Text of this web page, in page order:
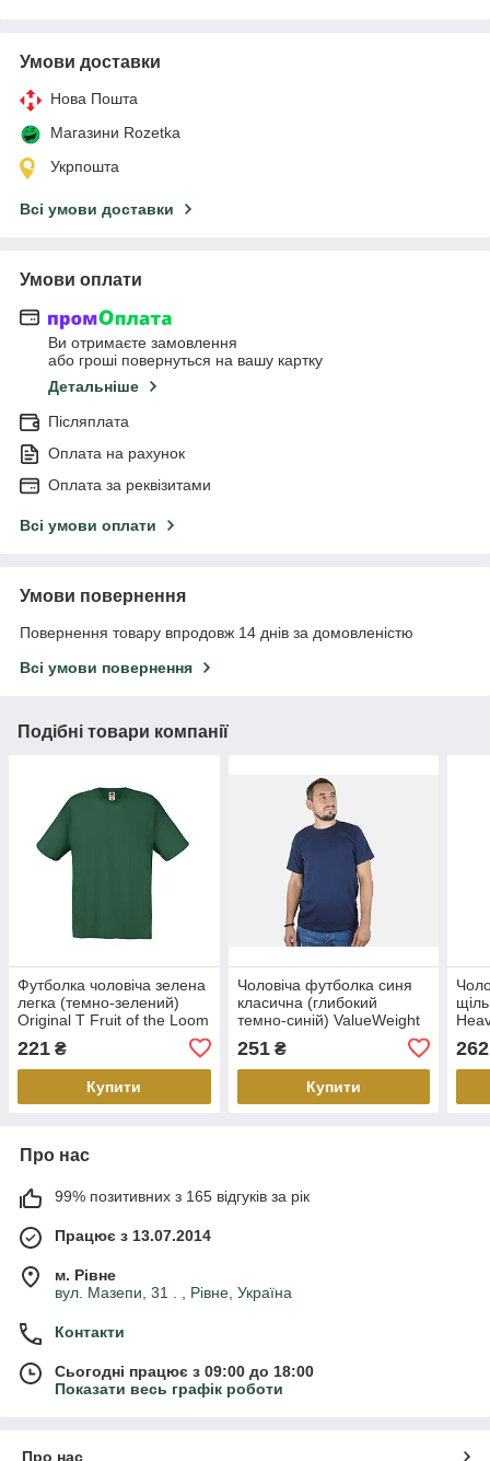
Умови доставки
Нова Пошта
Магазини Rozetka
Укрпошта
Всі умови доставки
Умови оплати
Ви отримаєте замовлення
або гроші повернуться на вашу картку
Детальніше
Післяплата
Оплата на рахунок
Оплата за реквізитами
Всі умови оплати
Умови повернення
Повернення товару впродовж 14 днів за домовленістю
Всі умови повернення
Подібні товари компанії
Футболка чоловіча зелена
легка (темно-зелений)
Original T Fruit of the Loom
221 ₴
Купити
Чоловіча футболка синя
класична (глибокий
темно-синій) ValueWeight
Fruit of the Loom 2XL, 54
251₴
Купити
262
Про нас
99% позитивних з 165 відгуків за рік
Працює з 13.07.2014
м. Рівне
вул. Мазепи, 31 . , Рівне, Україна
Контакти
Сьогодні працює з 09:00 до 18:00
Показати весь графік роботи
Про нас